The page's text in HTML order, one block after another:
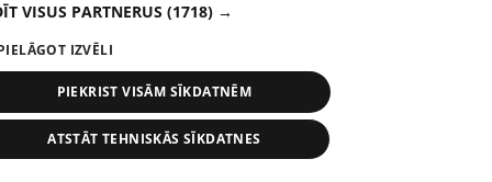
pirms 1 gada, 12 mēnešiem
VISUS PARTNERUS (1718) →
IZVĒLI
PIEKRIST VISĀM SĪKDATNĒM
ATSTĀT TEHNISKĀS SĪKDATNES